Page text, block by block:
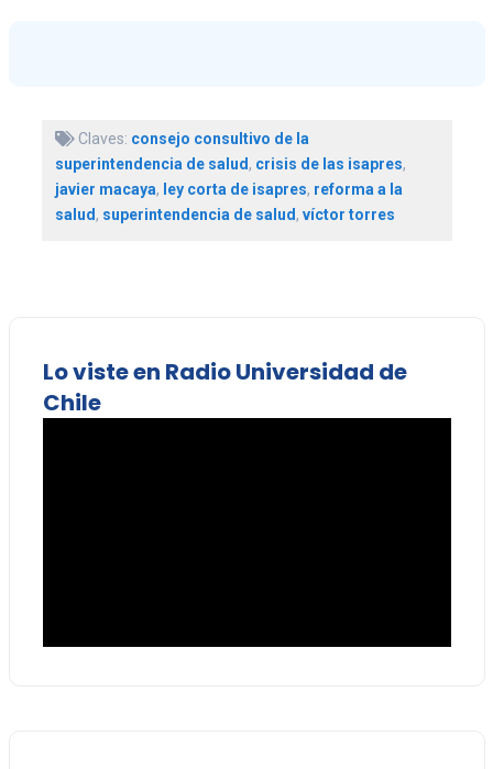
Claves: consejo consultivo de la
superintendencia de salud, crisis de las isapres,
javier macaya, ley corta de isapres, reforma a la
salud, superintendencia de salud, víctor torres
Lo viste en Radio Universidad de
Chile